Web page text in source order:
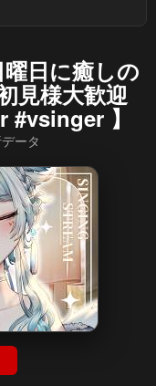
曜日に癒しの
見様大歓迎
#vsinger 】
ータ